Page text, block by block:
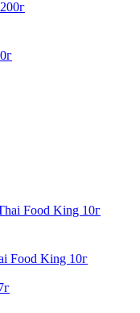
Food King 10г